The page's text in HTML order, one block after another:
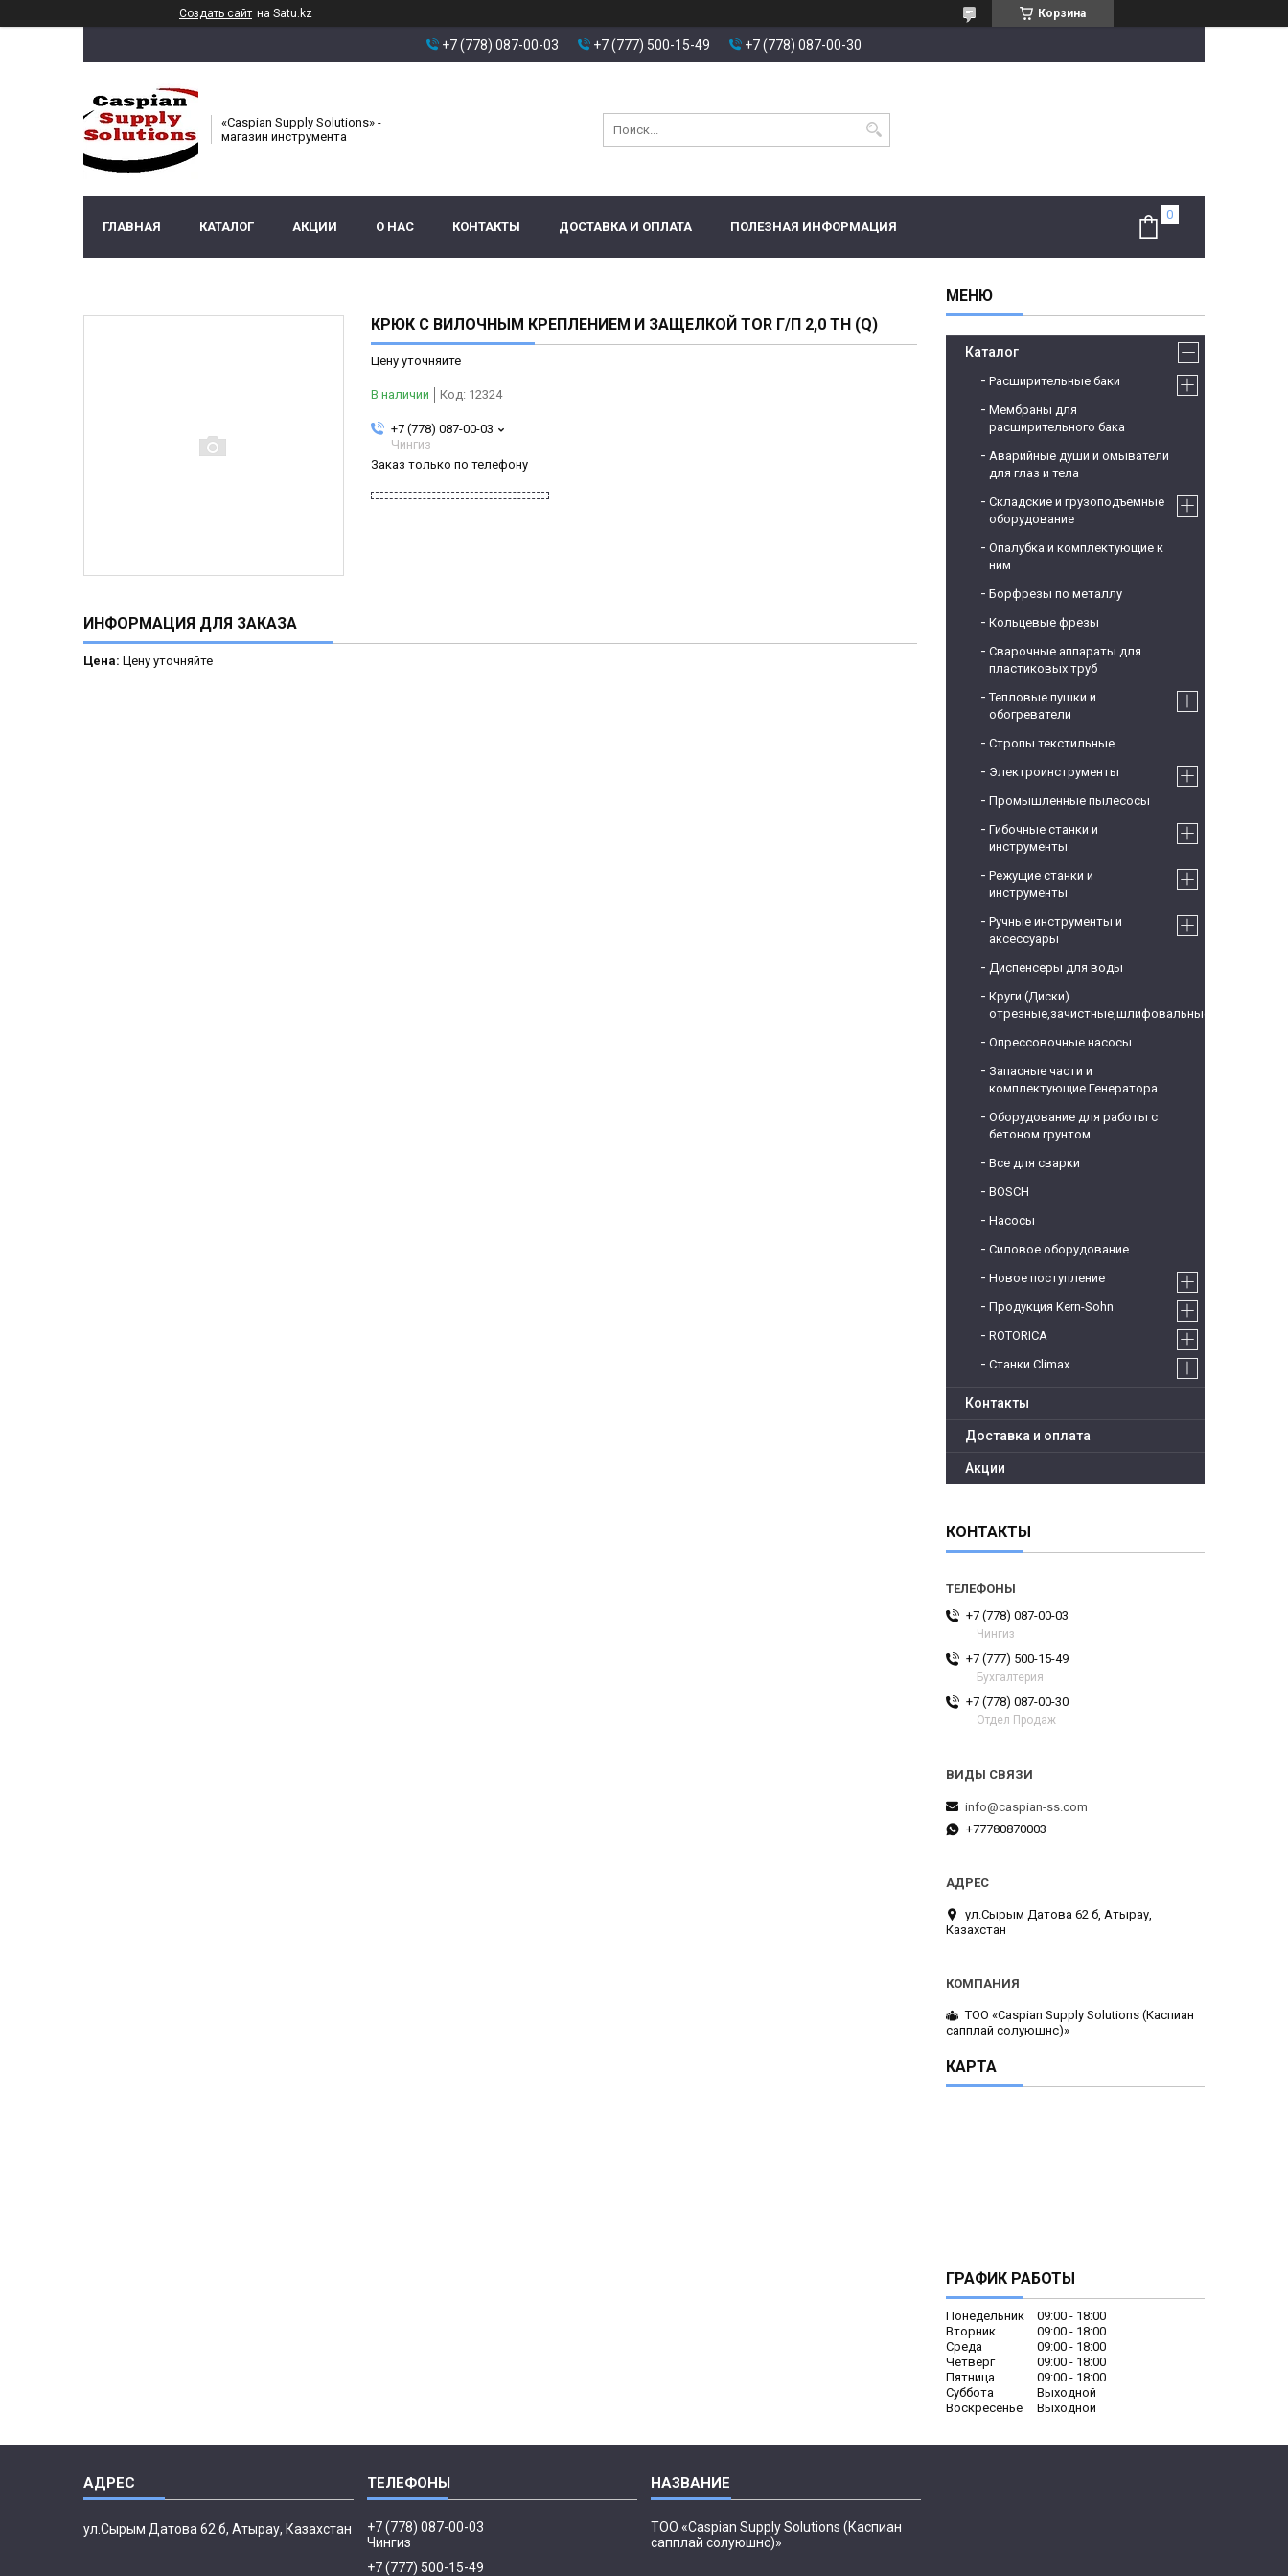
Создать сайт на Satu.kz Корзина
+7 (778) 087-00-03 +7 (777) 500-15-49 +7 (778) 087-00-30
«Caspian Supply Solutions» -
магазин инструмента
ГЛАВНАЯ КАТАЛОГ АКЦИИ О НАС КОНТАКТЫ ДОСТАВКА И ОПЛАТА ПОЛЕЗНАЯ ИНФОРМАЦИЯ
КРЮК С ВИЛОЧНЫМ КРЕПЛЕНИЕМ И ЗАЩЕЛКОЙ TOR Г/П 2,0 ТН (Q)
Цену уточняйте
В наличии Код: 12324
+7 (778) 087-00-03
Чингиз
Заказ только по телефону
ИНФОРМАЦИЯ ДЛЯ ЗАКАЗА
Цена: Цену уточняйте
Каталог
Расширительные баки
Мембраны для
расширительного бака
Аварийные души и омыватели
для глаз и тела
Складские и грузоподъемные
оборудование
Опалубка и комплектующие к
ним
Борфрезы по металлу
Кольцевые фрезы
Сварочные аппараты для
пластиковых труб
Тепловые пушки и
обогреватели
Стропы текстильные
Электроинструменты
Промышленные пылесосы
Гибочные станки и
инструменты
Режущие станки и
инструменты
Ручные инструменты и
аксессуары
Диспенсеры для воды
Круги (Диски)
отрезные,зачистные,шлифовальные
Опрессовочные насосы
Запасные части и
комплектующие Генератора
Оборудование для работы с
бетоном грунтом
Все для сварки
BOSCH
Насосы
Силовое оборудование
Новое поступление
Продукция Kern-Sohn
ROTORICA
Станки Climax
Контакты
Доставка и оплата
Акции
КОНТАКТЫ
+7 (778) 087-00-03
Чингиз
+7 (777) 500-15-49
Бухгалтерия
+7 (778) 087-00-30
Отдел Продаж
info@caspian-ss.com
+77780870003
ул.Сырым Датова 62 б, Атырау,
Казахстан
ТОО «Caspian Supply Solutions (Каспиан
сапплай солуюшнс)»
КАРТА
ГРАФИК РАБОТЫ
Понедельник 09:00
18:00
Вторник
09:00
18:00
Среда
09:00
18:00
Четверг
09:00
18:00
Пятница
09:00
18:00
Суббота
Выходной
Воскресенье
Выходной
ул.Сырым Датова 62 б, Атырау, Казахстан
+7 (778) 087-00-03
Чингиз
+7 (777) 500-15-49
ТОО «Caspian Supply Solutions (Каспиан
сапплай солуюшнс)»